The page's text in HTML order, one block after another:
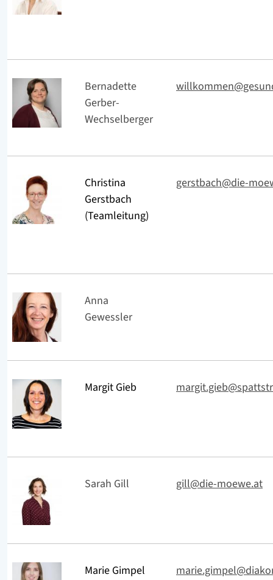
Bernadette
Gerber-
Wechselberger
Christina
Gerstbach
(Teamleitung)
gerstbach@die-
Anna
Gewessler
Margit Gieb
Sarah Gill gill@die-moewe.at
Marie Gimpel